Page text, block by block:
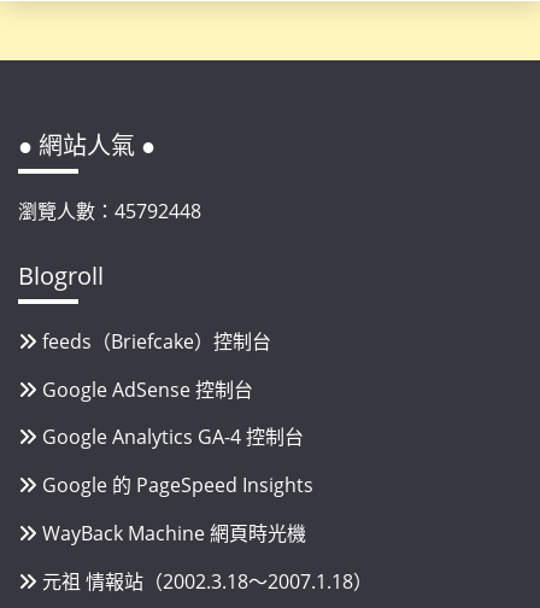
● 網站人氣 ●
瀏覽人數：45792448
Blogroll
feeds（Briefcake）控制台
Google AdSense 控制台
Google Analytics GA-4 控制台
Google 的 PageSpeed Insights
WayBack Machine 網頁時光機
元祖 情報站（2002.3.18～2007.1.18）